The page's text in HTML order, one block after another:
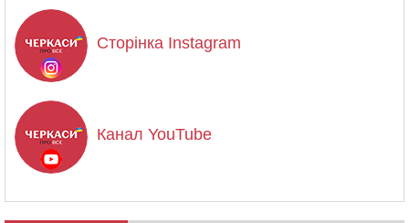
Сторінка Instagram
Канал YouTube